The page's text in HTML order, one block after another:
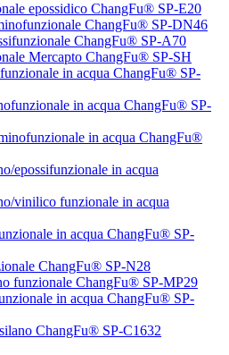
epossidico ChangFu® SP-E20
ChangFu® SP-DN46
ChangFu® SP-A70
Mercapto ChangFu® SP-SH
in acqua ChangFu® SP-
in acqua ChangFu® SP-
in acqua ChangFu®
epossifunzionale in acqua
vinilico funzionale in acqua
in acqua ChangFu® SP-
ChangFu® SP-N28
funzionale ChangFu® SP-MP29
in acqua ChangFu® SP-
ChangFu® SP-C1632